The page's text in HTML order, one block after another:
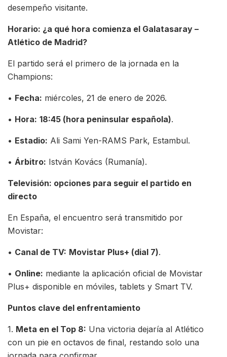
desempeño visitante.
Horario: ¿a qué hora comienza el Galatasaray –
Atlético de Madrid?
El partido será el primero de la jornada en la
Champions:
• Fecha: miércoles, 21 de enero de 2026.
• Hora: 18:45 (hora peninsular española).
• Estadio: Ali Sami Yen-RAMS Park, Estambul.
• Árbitro: István Kovács (Rumanía).
Televisión: opciones para seguir el partido en
directo
En España, el encuentro será transmitido por
Movistar:
• Canal de TV: Movistar Plus+ (dial 7).
• Online: mediante la aplicación oficial de Movistar
Plus+ disponible en móviles, tablets y Smart TV.
Puntos clave del enfrentamiento
1. Meta en el Top 8: Una victoria dejaría al Atlético
con un pie en octavos de final, restando solo una